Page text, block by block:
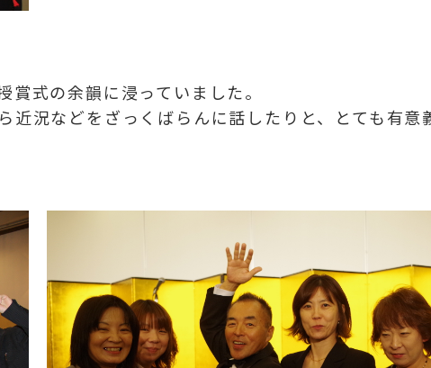
式の余韻に浸っていました。
況などをざっくばらんに話したりと、とても有意